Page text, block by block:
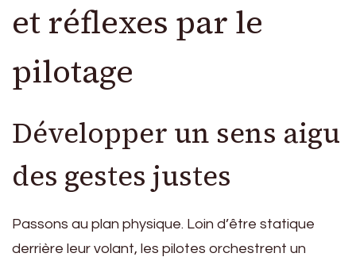
et réflexes par le
pilotage
Développer un sens aigu
des gestes justes
Passons au plan physique. Loin d’être statique
derrière leur volant, les pilotes orchestrent un